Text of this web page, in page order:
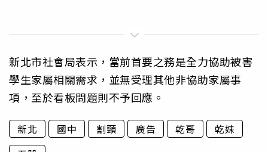
新北市社會局表示，當前首要之務是全力協助被害
學生家屬相關需求，並無受理其他非協助家屬事
項，至於看板問題則不予回應。
新北 國中 割頸 廣告 乾哥
乾妹